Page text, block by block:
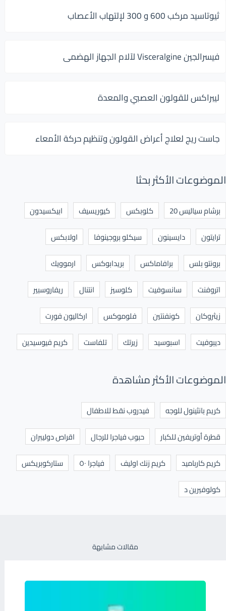
ثيوتاسيد مركب 600 و 300 لإلتهاب الأعصاب
فيسرالجين Visceralgine لآلام الجهاز الهضمى
ليبراكس للقولون العصبي والمعدة
جاست ريج لعلاج أعراض القولون وتنظيم حركة الأمعاء
الموضوعات الأكثر بحثا
برشام سياليس 20 كلوبكس كيوريسيف
ابيكسيدون
ترايتون
دايسينون سيكلو بروجينوفا
اولابكس
برونتو بلس
برافاماكس بريدابوكس
ارموويك
اتروفنت
سانسوفيت كلوسيز انتنال
ريفاروسبير
زيثروكان
كونفنتين فلوموكس
اركاليون فورت
ديبوفيت
اسبوسيد زيرتك تلفاست كريم فيوسيدين
الموضوعات الأكثر مشاهدة
كريم بانثينول للوجه
فيدروب نقط للاطفال
قطرة أوتريفين للكبار
حبوب فياجرا للرجال
اقراص دوليبران
كريم كارباميد
كريم زنك اوليف فياجرا ٥٠
ستاركوبريكس
كولوفيرين د
مقالات مشابهة